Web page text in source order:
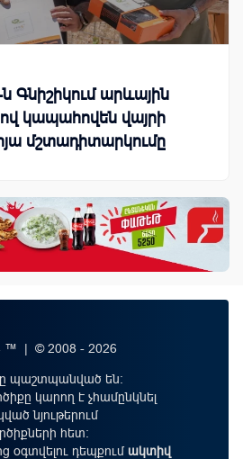
Գնիշիկում արևային
կապահովեն վայրի
մշտադիտարկումը
™ | © 2008 - 2026
պաշտպանված են:
կարող է չհամընկնել
նյութերում
հետ:
օգտվելու դեպքումակտիվ